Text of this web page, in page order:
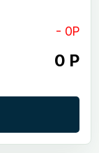
- 0P
0 P